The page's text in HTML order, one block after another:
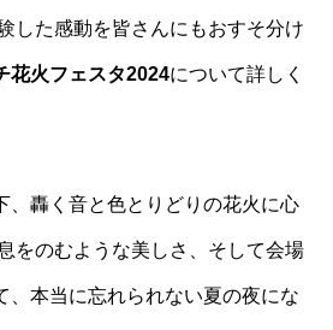
した感動を皆さんにもおすそ分け
花火フェスタ2024について詳しく
、轟く音と色とりどりの花火に心
をのむような美しさ、そして会場
、本当に忘れられない夏の夜にな